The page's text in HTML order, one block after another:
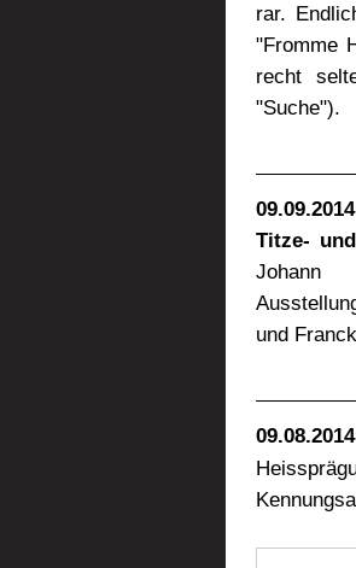
rar.
"Fromme
recht
"Suche").
Titze-
Johann
und